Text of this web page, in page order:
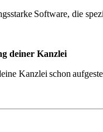
Software, die
deiner Kanzlei
Kanzlei schon